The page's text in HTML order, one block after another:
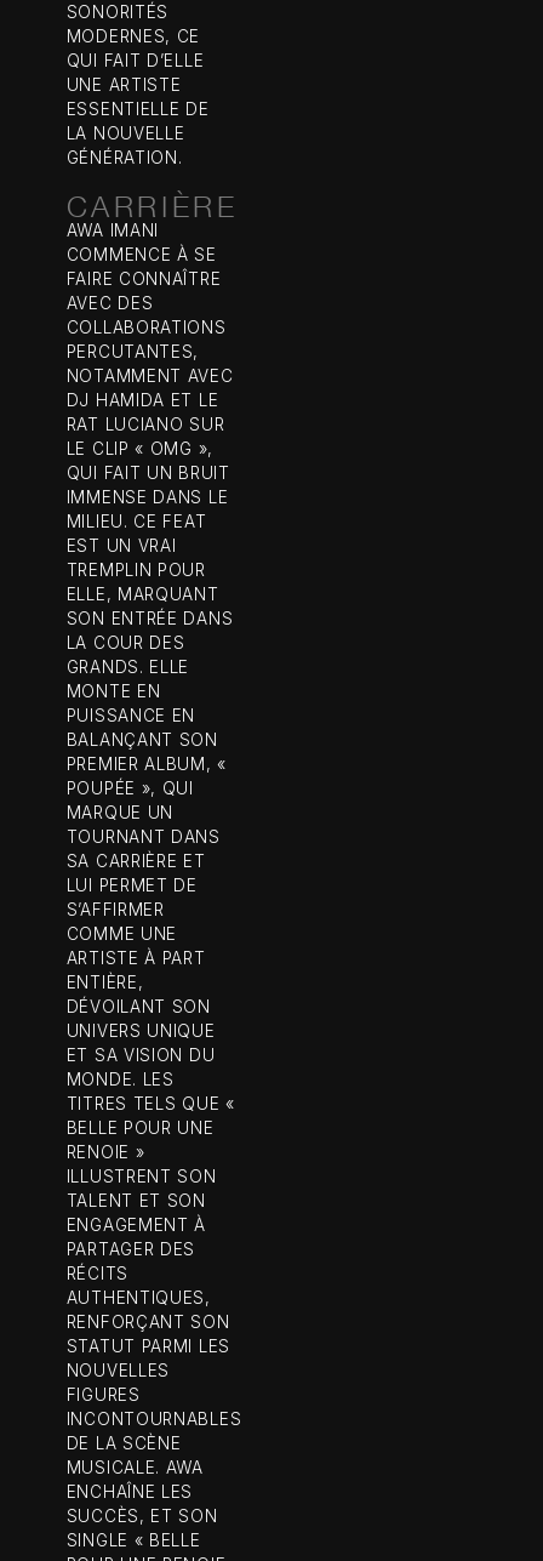
SONORITÉS
MODERNES, CE
QUI FAIT D’ELLE
UNE ARTISTE
ESSENTIELLE DE
LA NOUVELLE
GÉNÉRATION.
CARRIÈRE
AWA IMANI
COMMENCE À SE
FAIRE CONNAÎTRE
AVEC DES
COLLABORATIONS
PERCUTANTES,
NOTAMMENT AVEC
DJ HAMIDA ET LE
RAT LUCIANO SUR
LE CLIP « OMG »,
QUI FAIT UN BRUIT
IMMENSE DANS LE
MILIEU. CE FEAT
EST UN VRAI
TREMPLIN POUR
ELLE, MARQUANT
SON ENTRÉE DANS
LA COUR DES
GRANDS. ELLE
MONTE EN
PUISSANCE EN
BALANÇANT SON
PREMIER ALBUM, «
POUPÉE », QUI
MARQUE UN
TOURNANT DANS
SA CARRIÈRE ET
LUI PERMET DE
S’AFFIRMER
COMME UNE
ARTISTE À PART
ENTIÈRE,
DÉVOILANT SON
UNIVERS UNIQUE
ET SA VISION DU
MONDE. LES
TITRES TELS QUE «
BELLE POUR UNE
RENOIE »
ILLUSTRENT SON
TALENT ET SON
ENGAGEMENT À
PARTAGER DES
RÉCITS
AUTHENTIQUES,
RENFORÇANT SON
STATUT PARMI LES
NOUVELLES
FIGURES
INCONTOURNABLES
DE LA SCÈNE
MUSICALE. AWA
ENCHAÎNE LES
SUCCÈS, ET SON
SINGLE « BELLE